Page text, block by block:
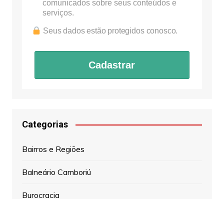
comunicados sobre seus conteúdos e
serviços.
Seus dados estão protegidos conosco.
Cadastrar
Categorias
Bairros e Regiões
Balneário Camboriú
Burocracia